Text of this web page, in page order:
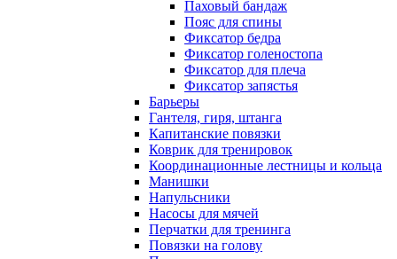
Паховый бандаж
Пояс для спины
Фиксатор бедра
Фиксатор голеностопа
Фиксатор для плеча
Фиксатор запястья
Барьеры
Гантеля, гиря, штанга
Капитанские повязки
Коврик для тренировок
Координационные лестницы и кольца
Манишки
Напульсники
Насосы для мячей
Перчатки для тренинга
Повязки на голову